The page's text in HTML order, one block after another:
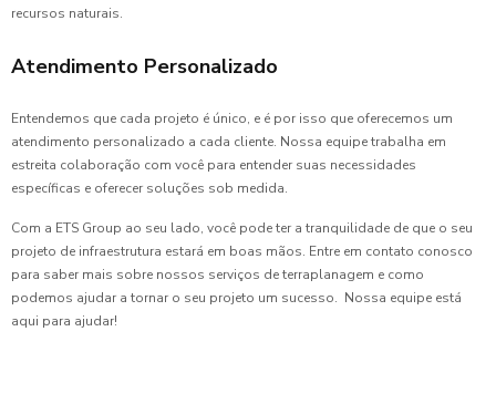
recursos naturais.
Atendimento Personalizado
Entendemos que cada projeto é único, e é por isso que oferecemos um
atendimento personalizado a cada cliente. Nossa equipe trabalha em
estreita colaboração com você para entender suas necessidades
específicas e oferecer soluções sob medida.
Com a ETS Group ao seu lado, você pode ter a tranquilidade de que o seu
projeto de infraestrutura estará em boas mãos. Entre em contato conosco
para saber mais sobre nossos serviços de terraplanagem e como
podemos ajudar a tornar o seu projeto um sucesso. Nossa equipe está
aqui para ajudar!